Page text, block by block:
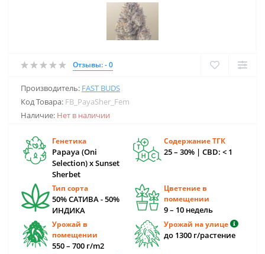
Отзывы: - 0
Производитель: FAST BUDS
Код Товара: FB_PayaSher_Fem
Наличие: Нет в наличии
Генетика
Papaya (Oni
Selection) x Sunset
Sherbet
Содержание ТГК
25 – 30% | CBD: < 1
Тип сорта
50% САТИВА - 50%
ИНДИКА
Цветение в
помещении
9 – 10 недель
Урожай в
помещении
550 – 700 г/m2
Урожай на улице
до 1300 г/растение